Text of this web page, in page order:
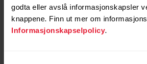
godta eller avslå informasjonskapsler
knappene. Finn ut mer om
Informasjonskapselpolicy